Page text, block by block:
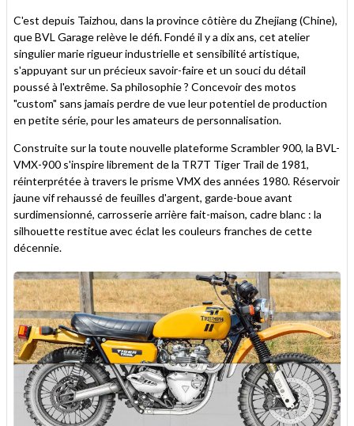
C'est depuis Taizhou, dans la province côtière du Zhejiang (Chine),
que BVL Garage relève le défi. Fondé il y a dix ans, cet atelier
singulier marie rigueur industrielle et sensibilité artistique,
s'appuyant sur un précieux savoir-faire et un souci du détail
poussé à l'extrême. Sa philosophie ? Concevoir des motos
"custom" sans jamais perdre de vue leur potentiel de production
en petite série, pour les amateurs de personnalisation.
Construite sur la toute nouvelle plateforme Scrambler 900, la BVL-
VMX-900 s'inspire librement de la TR7T Tiger Trail de 1981,
réinterprétée à travers le prisme VMX des années 1980. Réservoir
jaune vif rehaussé de feuilles d'argent, garde-boue avant
surdimensionné, carrosserie arrière fait-maison, cadre blanc : la
silhouette restitue avec éclat les couleurs franches de cette
décennie.